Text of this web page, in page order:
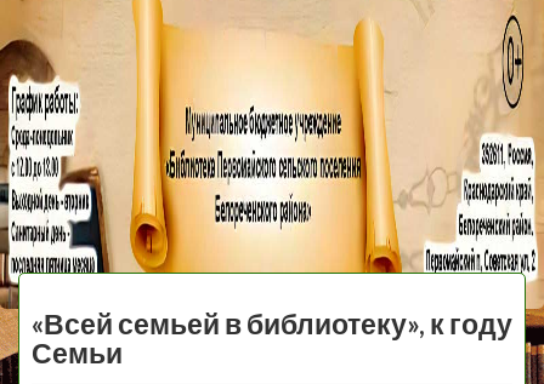
МБУ Библиотека
Первомайского
Сельского
Поселения
«Всей семьей в библиотеку», к году
Семьи